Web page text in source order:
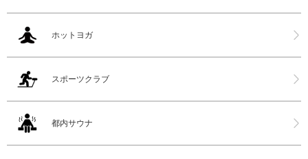
ホットヨガ
スポーツクラブ
都内サウナ